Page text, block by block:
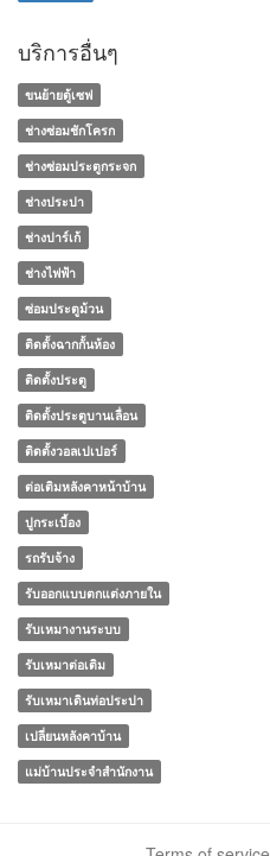
บริการอื่นๆ
ขนย้ายตู้เซฟ
ช่างซ่อมชักโครก
ช่างซ่อมประตูกระจก
ช่างประปา
ช่างปาร์เก้
ช่างไฟฟ้า
ซ่อมประตูม้วน
ติดตั้งฉากกั้นห้อง
ติดตั้งประตู
ติดตั้งประตูบานเลื่อน
ติดตั้งวอลเปเปอร์
ต่อเติมหลังคาหน้าบ้าน
ปูกระเบื้อง
รถรับจ้าง
รับออกแบบตกแต่งภายใน
รับเหมางานระบบ
รับเหมาต่อเติม
รับเหมาเดินท่อประปา
เปลี่ยนหลังคาบ้าน
แม่บ้านประจําสํานักงาน